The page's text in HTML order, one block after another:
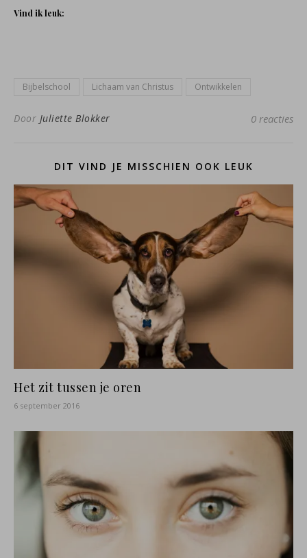
Vind ik leuk:
Bijbelschool Lichaam van Christus Ontwikkelen
Door Juliette Blokker 0 reacties
DIT VIND JE MISSCHIEN OOK LEUK
Het zit tussen je oren
6 september 2016